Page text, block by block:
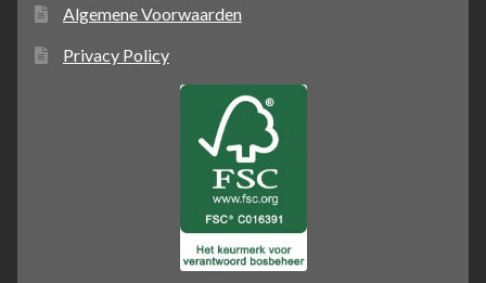
Algemene Voorwaarden
Privacy Policy